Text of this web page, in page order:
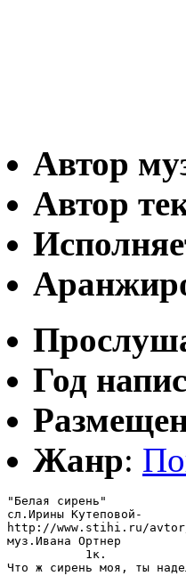
Автор
Автор
Год
Жанр:
"Белая сирень"
сл.Ирины Кутеповой-
http://www.stihi.ru/avtor/
муз.Ивана Ортнер
           1к.
Что ж сирень моя, ты